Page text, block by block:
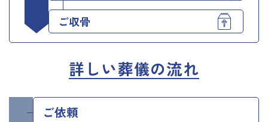
ご収骨
詳しい葬儀の流れ
ご依頼